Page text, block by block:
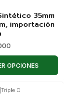
35mm
importación
OPCIONES
Triple C